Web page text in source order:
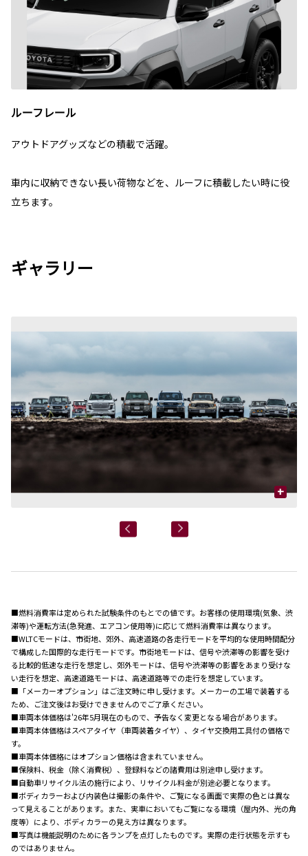
ルーフレール
アウトドアグッズなどの積載で活躍。
車内に収納できない長い荷物などを、ルーフに積載したい時に役
立ちます。
ギャラリー
+
■燃料消費率は定められた試験条件のもとでの値です。お客様の使用環境(気象、渋
滞等)や運転方法(急発進、エアコン使用等)に応じて燃料消費率は異なります。
■WLTCモードは、市街地、郊外、高速道路の各走行モードを平均的な使用時間配分
で構成した国際的な走行モードです。市街地モードは、信号や渋滞等の影響を受け
る比較的低速な走行を想定し、郊外モードは、信号や渋滞等の影響をあまり受けな
い走行を想定、高速道路モードは、高速道路等での走行を想定しています。
■「メーカーオプション」はご注文時に申し受けます。メーカーの工場で装着する
ため、ご注文後はお受けできませんのでご了承ください。
■車両本体価格は'26年5月現在のもので、予告なく変更となる場合があります。
■車両本体価格はスペアタイヤ（車両装着タイヤ）、タイヤ交換用工具付の価格で
す。
■車両本体価格にはオプション価格は含まれていません。
■保険料、税金（除く消費税）、登録料などの諸費用は別途申し受けます。
■自動車リサイクル法の施行により、リサイクル料金が別途必要となります。
■ボディカラーおよび内装色は撮影の条件や、ご覧になる画面で実際の色とは異な
って見えることがあります。また、実車においてもご覧になる環境（屋内外、光の角
度等）により、ボディカラーの見え方は異なります。
■写真は機能説明のために各ランプを点灯したものです。実際の走行状態を示すも
のではありません。